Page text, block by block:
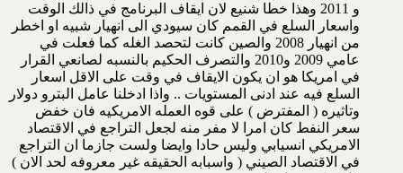
و 2011 وهذا خطا شنيع لان ايقاف البرنامج في ذالك الوقت
واسعار السلع في القمم كان سيودي الى انهيار شبيه او اخطر
من انهيار 2008 والصين كانت لتحصد الغله كما فعلت في
عامي 2009 و2010 والتصرف الحكيم بالنسبه لصانعي القرار
في امريكا هو ان يكون الايقاف في وقت على الاقل اسعار
السلع فيه عند ادنى المستويات .. واذا ادخلنا عامل البترو دولار
وتاثيره ( المفترض ) على قوه العمله الامريكيه فان خفض
سعر النفط كان امرا لا مفر منه لجعل التراجع في الاقتصاد
الامريكي انسيابي وليس حادا وايضا ولست جازما ان التراجع
في الاقتصاد الصيني ( واسبابه الحقيقه غير معروفه لحد الان )